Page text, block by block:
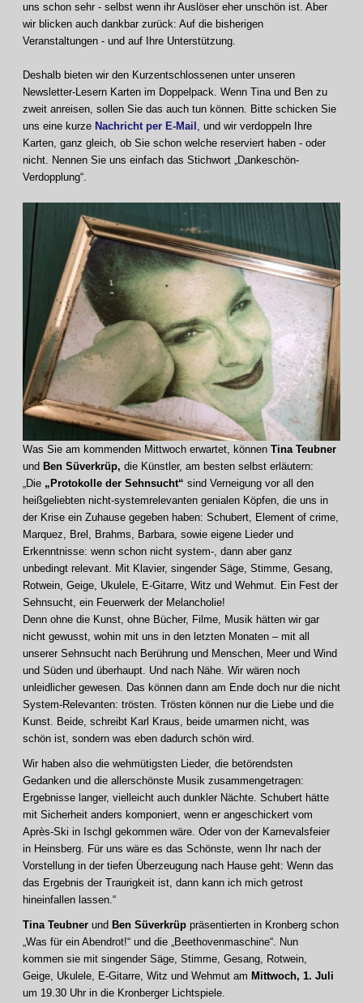
uns schon sehr - selbst wenn ihr Auslöser eher unschön ist. Aber
wir blicken auch dankbar zurück: Auf die bisherigen
Veranstaltungen - und auf Ihre Unterstützung.
Deshalb bieten wir den Kurzentschlossenen unter unseren
Newsletter-Lesern Karten im Doppelpack. Wenn Tina und Ben zu
zweit anreisen, sollen Sie das auch tun können. Bitte schicken Sie
uns eine kurze Nachricht per E-Mail , und wir verdoppeln Ihre
Karten, ganz gleich, ob Sie schon welche reserviert haben - oder
nicht. Nennen Sie uns einfach das Stichwort „Dankeschön-
Verdopplung“.
Was Sie am kommenden Mittwoch erwartet, können Tina Teubner
und Ben Süverkrüp, die Künstler, am besten selbst erläutern:
„Die „Protokolle der Sehnsucht“ sind Verneigung vor all den
heißgeliebten nicht-systemrelevanten genialen Köpfen, die uns in
der Krise ein Zuhause gegeben haben: Schubert, Element of crime,
Marquez, Brel, Brahms, Barbara, sowie eigene Lieder und
Erkenntnisse: wenn schon nicht system-, dann aber ganz
unbedingt relevant. Mit Klavier, singender Säge, Stimme, Gesang,
Rotwein, Geige, Ukulele, E-Gitarre, Witz und Wehmut. Ein Fest der
Sehnsucht, ein Feuerwerk der Melancholie!
Denn ohne die Kunst, ohne Bücher, Filme, Musik hätten wir gar
nicht gewusst, wohin mit uns in den letzten Monaten – mit all
unserer Sehnsucht nach Berührung und Menschen, Meer und Wind
und Süden und überhaupt. Und nach Nähe. Wir wären noch
unleidlicher gewesen. Das können dann am Ende doch nur die nicht
System-Relevanten: trösten. Trösten können nur die Liebe und die
Kunst. Beide, schreibt Karl Kraus, beide umarmen nicht, was
schön ist, sondern was eben dadurch schön wird.
Wir haben also die wehmütigsten Lieder, die betörendsten
Gedanken und die allerschönste Musik zusammengetragen:
Ergebnisse langer, vielleicht auch dunkler Nächte. Schubert hätte
mit Sicherheit anders komponiert, wenn er angeschickert vom
Après-Ski in Ischgl gekommen wäre. Oder von der Karnevalsfeier
in Heinsberg. Für uns wäre es das Schönste, wenn Ihr nach der
Vorstellung in der tiefen Überzeugung nach Hause geht: Wenn das
das Ergebnis der Traurigkeit ist, dann kann ich mich getrost
hineinfallen lassen.“
Tina Teubner und Ben Süverkrüp präsentierten in Kronberg schon
„Was für ein Abendrot!“ und die „Beethovenmaschine“. Nun
kommen sie mit singender Säge, Stimme, Gesang, Rotwein,
Geige, Ukulele, E-Gitarre, Witz und Wehmut am Mittwoch, 1. Juli
um 19.30 Uhr in die Kronberger Lichtspiele.